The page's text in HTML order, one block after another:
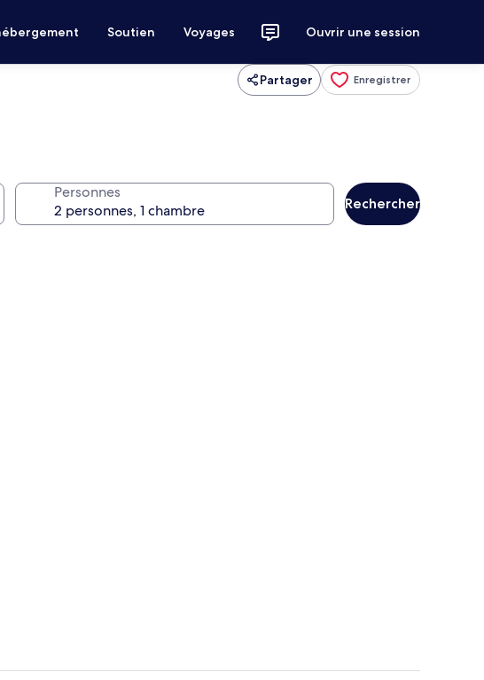
Soutien Voyages Ouvrir une session
Partager Enregistrer
Personnes
Rechercher